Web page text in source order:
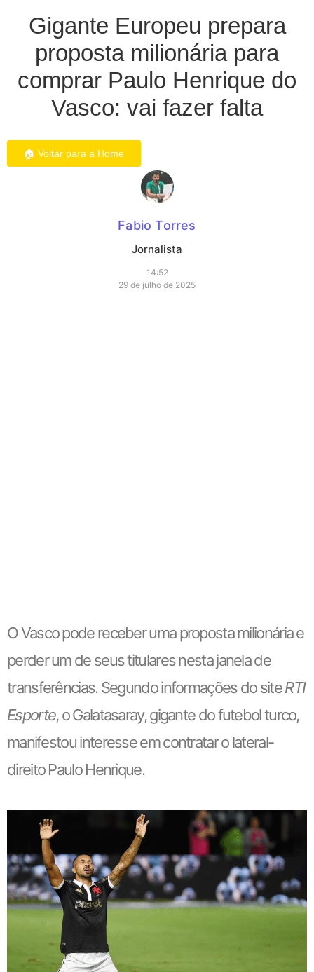
Gigante Europeu prepara
proposta milionária para
comprar Paulo Henrique do
Vasco: vai fazer falta
🏠 Voltar para a Home
Fabio Torres
Jornalista
14:52
29 de julho de 2025
O Vasco pode receber uma proposta milionária e
perder um de seus titulares nesta janela de
transferências. Segundo informações do siteRTI
Esporte, o Galatasaray, gigante do futebol turco,
manifestou interesse em contratar o lateral-
direito Paulo Henrique.